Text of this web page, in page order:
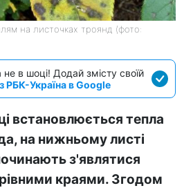
на листочках троянд (фото:
не в шоці! Додай змісту своїй
РБК-Україна в Google
встановлюється тепла
на нижньому листі
з'являтися
краями. Згодом